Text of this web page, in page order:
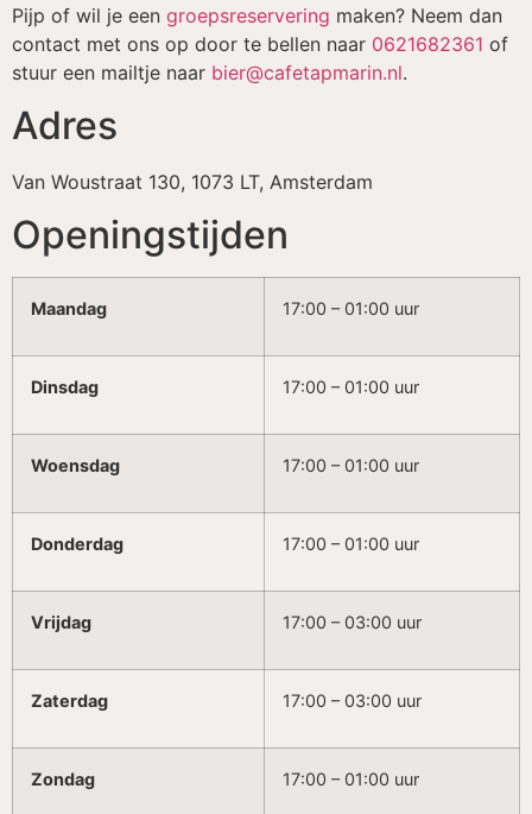
Pijp of wil je een groepsreservering maken? Neem dan
contact met ons op door te bellen naar 0621682361 of
stuur een mailtje naar bier@cafetapmarin.nl.
Adres
Van Woustraat 130, 1073 LT, Amsterdam
Openingstijden
Maandag 17:00 – 01:00 uur
Dinsdag 17:00 – 01:00 uur
Woensdag 17:00 – 01:00 uur
Donderdag 17:00 – 01:00 uur
Vrijdag 17:00 – 03:00 uur
Zaterdag 17:00 – 03:00 uur
Zondag 17:00 – 01:00 uur